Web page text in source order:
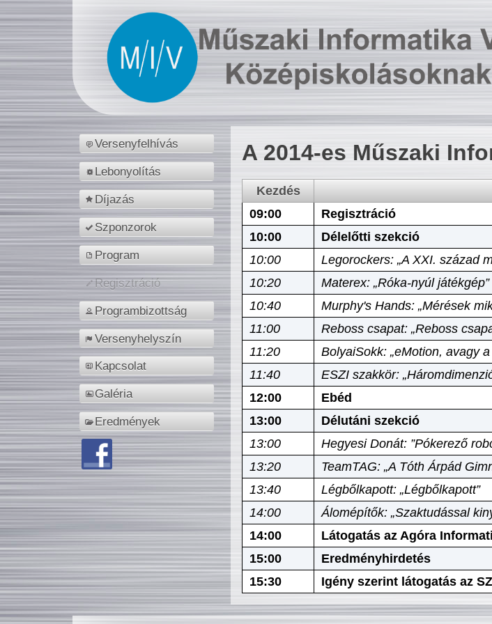
Versenyfelhívás
Lebonyolítás
Díjazás
Szponzorok
Program
Regisztráció
Programbizottság
Versenyhelyszín
Kapcsolat
Galéria
Eredmények
A 2014-es Műszaki
Kezdés
09:00
Regisztráció
10:00
Délelőtti szekció
10:00
Legorockers: „A XXI. század
10:20
Materex: „Róka-nyúl játékgép”
10:40
Murphy's Hands: „Mérések
11:00
Reboss csapat: „Reboss
11:20
BolyaiSokk: „eMotion, avagy
11:40
ESZI szakkör:
12:00
Ebéd
13:00
Délutáni szekció
13:00
Hegyesi Donát: ”Pókerező
13:20
TeamTAG: „A Tóth Árpád
13:40
Légbőlkapott: „Légbőlkapott”
14:00
Álomépítők: „Szaktudással
14:00
Látogatás az Agóra
15:00
Eredményhirdetés
15:30
Igény szerint látogatás az